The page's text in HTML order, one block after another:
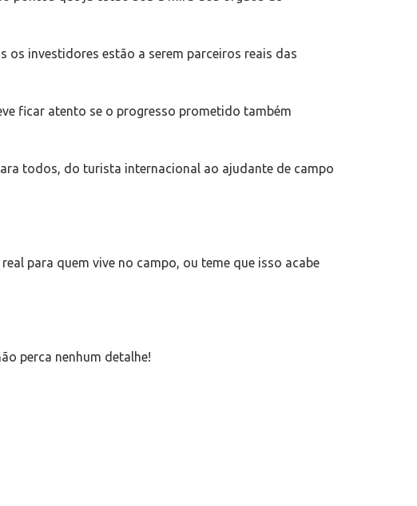
os investidores estão a serem parceiros reais das
ficar atento se o progresso prometido também
todos, do turista internacional ao ajudante de campo
para quem vive no campo, ou teme que isso acabe
perca nenhum detalhe!